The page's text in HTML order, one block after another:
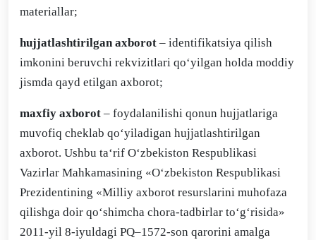
materiallar;
hujjatlashtirilgan axborot – identifikatsiya qilish
imkonini beruvchi rekvizitlari qo‘yilgan holda moddiy
jismda qayd etilgan axborot;
maxfiy axborot – foydalanilishi qonun hujjatlariga
muvofiq cheklab qo‘yiladigan hujjatlashtirilgan
axborot. Ushbu ta‘rif O‘zbekiston Respublikasi
Vazirlar Mahkamasining «O‘zbekiston Respublikasi
Prezidentining «Milliy axborot resurslarini muhofaza
qilishga doir qo‘shimcha chora-tadbirlar to‘g‘risida»
2011-yil 8-iyuldagi PQ–1572-son qarorini amalga